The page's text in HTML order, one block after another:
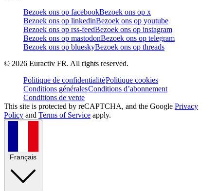
Bezoek ons op facebookBezoek ons op x
Bezoek ons op linkedinBezoek ons op youtube
Bezoek ons op rss-feedBezoek ons op instagram
Bezoek ons op mastodonBezoek ons op telegram
Bezoek ons op blueskyBezoek ons op threads
© 2026 Euractiv FR. All rights reserved.
Politique de confidentialitéPolitique cookies
Conditions généralesConditions d’abonnement
Conditions de vente
This site is protected by reCAPTCHA, and the Google Privacy
Policy and Terms of Service apply.
Français